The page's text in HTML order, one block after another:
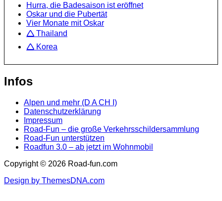
Hurra, die Badesaison ist eröffnet
Oskar und die Pubertät
Vier Monate mit Oskar
🛆 Thailand
🛆 Korea
Infos
Alpen und mehr (D A CH I)
Datenschutzerklärung
Impressum
Road-Fun – die große Verkehrsschildersammlung
Road-Fun unterstützen
Roadfun 3.0 – ab jetzt im Wohnmobil
Copyright © 2026 Road-fun.com
Design by ThemesDNA.com